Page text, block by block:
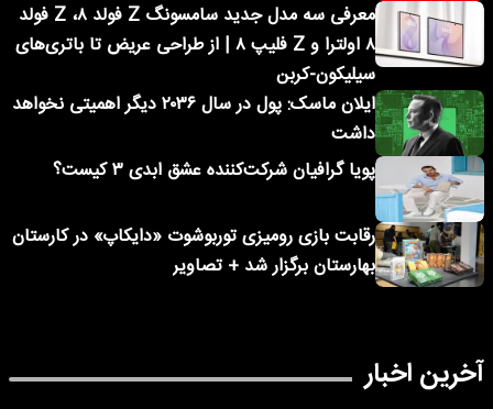
معرفی سه مدل جدید سامسونگ Z فولد ۸، Z فولد
۸ اولترا و Z فلیپ ۸ | از طراحی عریض تا باتری‌های
سیلیکون-کربن
ایلان ماسک: پول در سال ۲۰۳۶ دیگر اهمیتی نخواهد
داشت
پویا گرافیان شرکت‌کننده عشق ابدی ۳ کیست؟
رقابت بازی رومیزی توربوشوت «دایکاپ» در کارستان
بهارستان برگزار شد + تصاویر
آخرین اخبار